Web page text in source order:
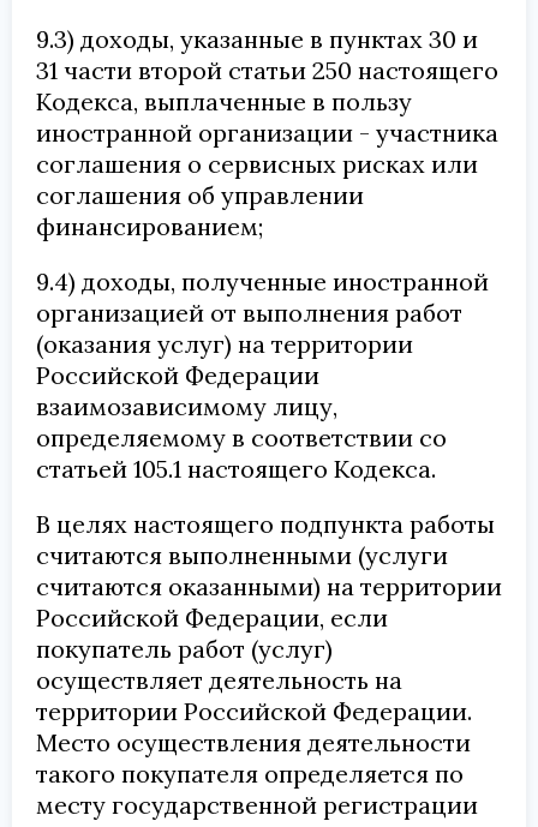
9.3) доходы, указанные в пунктах 30 и
31 части второй статьи 250 настоящего
Кодекса, выплаченные в пользу
иностранной организации - участника
соглашения о сервисных рисках или
соглашения об управлении
финансированием;
9.4) доходы, полученные иностранной
организацией от выполнения работ
(оказания услуг) на территории
Российской Федерации
взаимозависимому лицу,
определяемому в соответствии со
статьей 105.1 настоящего Кодекса.
В целях настоящего подпункта работы
считаются выполненными (услуги
считаются оказанными) на территории
Российской Федерации, если
покупатель работ (услуг)
осуществляет деятельность на
территории Российской Федерации.
Место осуществления деятельности
такого покупателя определяется по
месту государственной регистрации